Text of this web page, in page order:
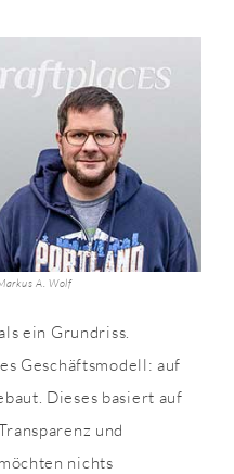
A. Wolf
ein Grundriss.
Geschäftsmodell: auf
Dieses basiert auf
und
nichts